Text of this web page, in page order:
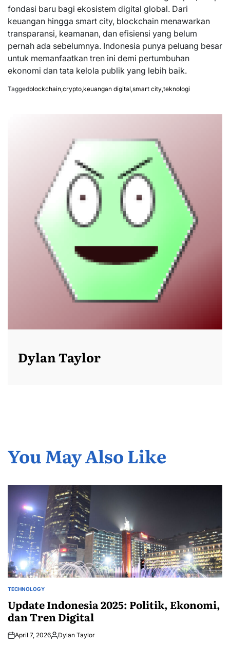
fondasi baru bagi ekosistem digital global. Dari
keuangan hingga smart city, blockchain menawarkan
transparansi, keamanan, dan efisiensi yang belum
pernah ada sebelumnya. Indonesia punya peluang besar
untuk memanfaatkan tren ini demi pertumbuhan
ekonomi dan tata kelola publik yang lebih baik.
Taggedblockchain,crypto,keuangan digital,smart city,teknologi
Dylan Taylor
You May Also Like
POSTED
TECHNOLOGY
Update Indonesia 2025: Politik, Ekonomi,
dan Tren Digital
April 7, 2026Posted
Dylan Taylor